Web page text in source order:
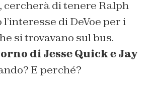
cercherà di tenere Ralph
di DeVoe per i
si trovavano sul bus.
di Jesse Quick e Jay
E perché?